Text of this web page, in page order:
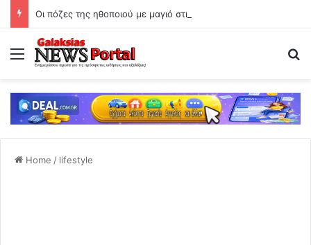
Οι πόζες της ηθοποιού με μαγιό στην παραλία
Menu
Home / lifestyle